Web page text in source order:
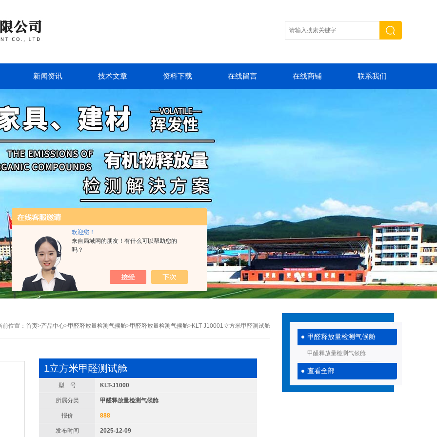
欢迎您！
来自局域网的朋友！有什么可以帮助您的
吗？
新闻资讯 技术文章 资料下载 在线留言 在线商铺 联系我们
甲醛释放量检测气候舱
甲醛释放量检测气候舱
查看全部
前位置： 首页>产品中心>甲醛释放量检测气候舱>甲醛释放量检测气候舱>KLT-J10001立方米甲醛测试舱
1立方米甲醛测试舱
型 号 KLT-J1000
所属分类 甲醛释放量检测气候舱
报价 888
发布时间 2025-12-09